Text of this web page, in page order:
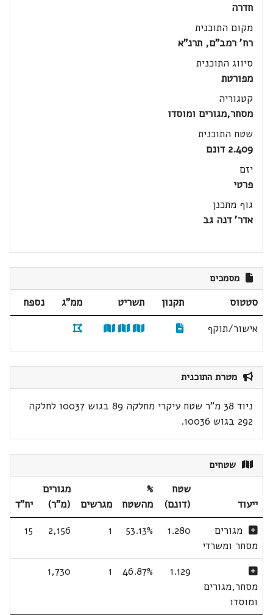
חדרה
מקום התוכנית
רח' רמב"ם, תרנ"א
סיווג התוכנית
מפורטת
קטגוריה
מסחר,מגורים ומוסדו
שטח התוכנית
2.409 דונם
יזם
פרטי
גוף מתכנן
אדר' דנה גב
מסמכים
סטטוס תקנון תשריט ממ"ג
נספח
אישור/תוקף
מטרת התוכנית
ניוד 38 מ"ר שטח עיקרי מחלקה 89 בגוש 10037 לחלקה
292 בגוש 10036.
שטחים
ייעוד
שטח
(דונם)
%
מהשטח
מגרשים
מגורים
(מ"ר)
יח"ד
מגורים
מסחר ומשרדי
1.280
53.13%
1
2,156
15
מסחר,מגורים
ומוסדו
1.129
46.87%
1
1,730